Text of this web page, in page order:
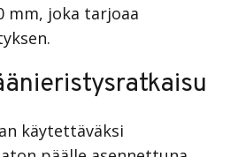
mm, joka tarjoaa
käytettäväksi